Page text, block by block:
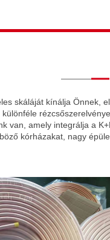
skáláját kínálja Önnek,
van, amely integrálja a
kórházakat, nagy